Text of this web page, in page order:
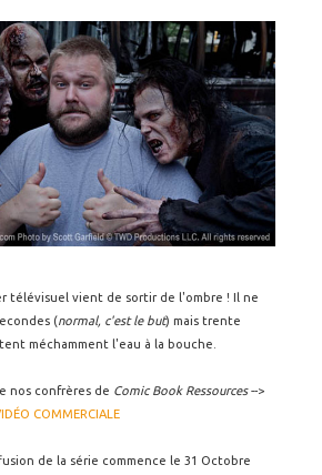
télévisuel vient de sortir de l'ombre ! Il ne
(normal, c'est le but) mais trente
méchamment l'eau à la bouche.
nos confrères de Comic Book Ressources-->
COMMERCIALE
de la série commence le 31 Octobre